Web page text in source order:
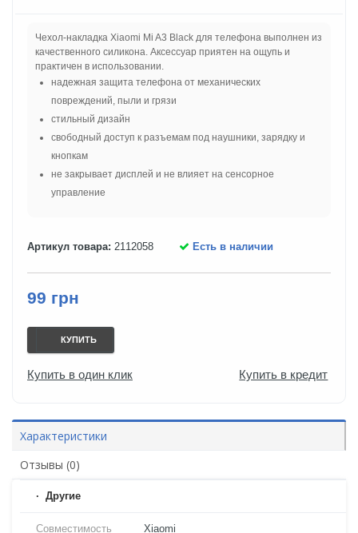
Чехол-накладка Xiaomi Mi A3 Black для телефона выполнен из
качественного силикона. Аксессуар приятен на ощупь и
практичен в использовании.
надежная защита телефона от механических
повреждений, пыли и грязи
стильный дизайн
свободный доступ к разъемам под наушники, зарядку и
кнопкам
не закрывает дисплей и не влияет на сенсорное
управление
Артикул товара: 2112058 Есть в наличии
99 грн
КУПИТЬ
Купить в один клик Купить в кредит
Характеристики
Отзывы (0)
Другие
Совместимость Xiaomi